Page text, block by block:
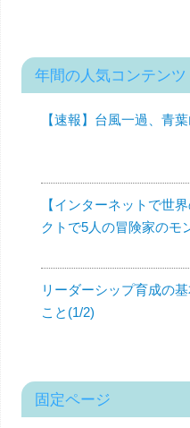
年間の人気コンテンツ
【速報】台風一過、青
【インターネットで世
クトで5人の冒険家のモ
リーダーシップ育成の
こと(1/2)
固定ページ